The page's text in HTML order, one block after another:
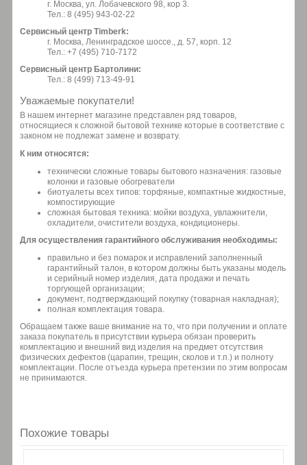
г. Москва, ул. Лобачевского 98, кор 3.
Тел.: 8 (495) 943-02-22
Сервисный центр Timberk:
г. Москва, Ленинградское шоссе., д. 57, корп. 12
Тел.: +7 (495) 710-7172
Сервисный центр Бартолини:
Тел.: 8 (499) 713-49-91
Уважаемые покупатели!
В нашем интернет магазине представлен ряд товаров,
относящиеся к сложной бытовой технике которые в соответствие с
законом не подлежат замене и возврату.
К ним относятся:
технически сложные товары бытового назначения: газовые
колонки и газовые обогреватели
биотуалеты всех типов: торфяные, компактные жидкостные,
компостирующие
сложная бытовая техника: мойки воздуха, увлажнители,
охладители, очистители воздуха, кондиционеры.
Для осуществления гарантийного обслуживания необходимы:
правильно и без помарок и исправлений заполненный
гарантийный талон, в котором должны быть указаны модель
и серийный номер изделия, дата продажи и печать
торгующей организации;
документ, подтверждающий покупку (товарная накладная);
полная комплектация товара.
Обращаем также ваше внимание на то, что при получении и оплате
заказа покупатель в присутствии курьера обязан проверить
комплектацию и внешний вид изделия на предмет отсутствия
физических дефектов (царапин, трещин, сколов и т.п.) и полноту
комплектации. После отъезда курьера претензии по этим вопросам
не принимаются.
Похожие товары